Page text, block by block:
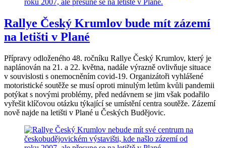
Rallye Český Krumlov bude mít zázemí
na letišti v Plané
Přípravy odloženého 48. ročníku Rallye Český Krumlov, který je
naplánován na 21. a 22. května, nadále výrazně ovlivňuje situace
v souvislosti s onemocněním covid-19. Organizátoři vyhlášené
motoristické soutěže se musí oproti minulým letům kvůli pandemii
potýkat s novými problémy, před nedávnem se jim však podařilo
vyřešit klíčovou otázku týkající se umístění centra soutěže. Zázemí
nově najde na letišti v Plané u Českých Budějovic.